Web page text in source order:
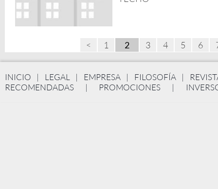
< 1 3 4 5 6
INICIO | LEGAL | EMPRESA | FILOSOFÍA |
RECOMENDADAS
| PROMOCIONES |